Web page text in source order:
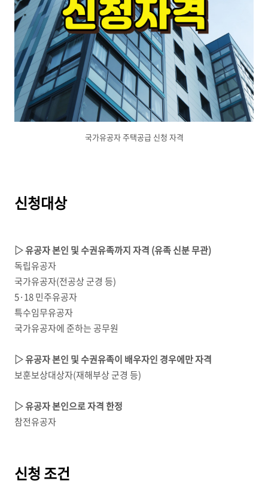
국가유공자 주택공급 신청 자격
신청대상
▷ 유공자 본인 및 수권유족까지 자격 (유족 신분 무관)
독립유공자
국가유공자(전공상 군경 등)
5·18 민주유공자
특수임무유공자
국가유공자에 준하는 공무원
▷ 유공자 본인 및 수권유족이 배우자인 경우에만 자격
보훈보상대상자(재해부상 군경 등)
▷ 유공자 본인으로 자격 한정
참전유공자
신청 조건